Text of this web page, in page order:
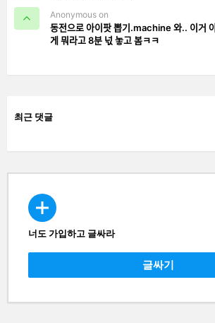
Anonymous on
동전으로 아이팟 뽑기.machine 와.. 이거
게 뭐라고 8분 넋 놓고 봄ㅋㅋ
최근 댓글
CREATE
너도 가입하고 글싸라
글싸기